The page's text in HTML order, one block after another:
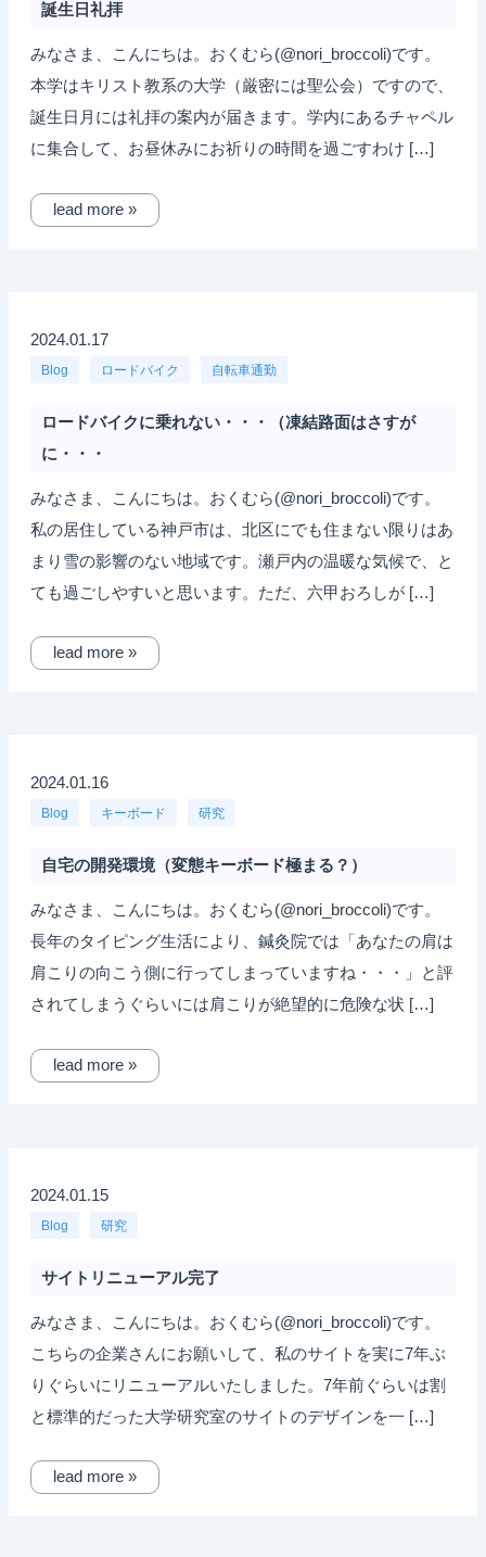
誕生日礼拝
みなさま、こんにちは。おくむら(@nori_broccoli)です。
本学はキリスト教系の大学（厳密には聖公会）ですので、
誕生日月には礼拝の案内が届きます。学内にあるチャペル
に集合して、お昼休みにお祈りの時間を過ごすわけ […]
lead more »
2024.01.17
Blog ロードバイク 自転車通勤
ロードバイクに乗れない・・・（凍結路面はさすが
に・・・
みなさま、こんにちは。おくむら(@nori_broccoli)です。
私の居住している神戸市は、北区にでも住まない限りはあ
まり雪の影響のない地域です。瀬戸内の温暖な気候で、と
ても過ごしやすいと思います。ただ、六甲おろしが […]
lead more »
2024.01.16
Blog キーボード 研究
自宅の開発環境（変態キーボード極まる？）
みなさま、こんにちは。おくむら(@nori_broccoli)です。
長年のタイピング生活により、鍼灸院では「あなたの肩は
肩こりの向こう側に行ってしまっていますね・・・」と評
されてしまうぐらいには肩こりが絶望的に危険な状 […]
lead more »
2024.01.15
Blog 研究
サイトリニューアル完了
みなさま、こんにちは。おくむら(@nori_broccoli)です。
こちらの企業さんにお願いして、私のサイトを実に7年ぶ
りぐらいにリニューアルいたしました。7年前ぐらいは割
と標準的だった大学研究室のサイトのデザインを一 […]
lead more »